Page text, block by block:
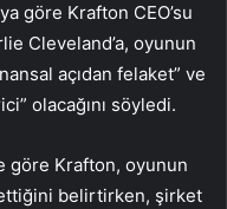
göre Krafton CEO’su
Cleveland’a, oyunun
açıdan felaket” ve
olacağını söyledi.
göre Krafton, oyunun
belirtirken, şirket